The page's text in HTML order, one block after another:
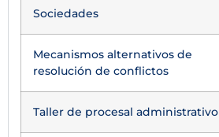
Sociedades
Mecanismos alternativos de
resolución de conflictos
Taller de procesal administrativo